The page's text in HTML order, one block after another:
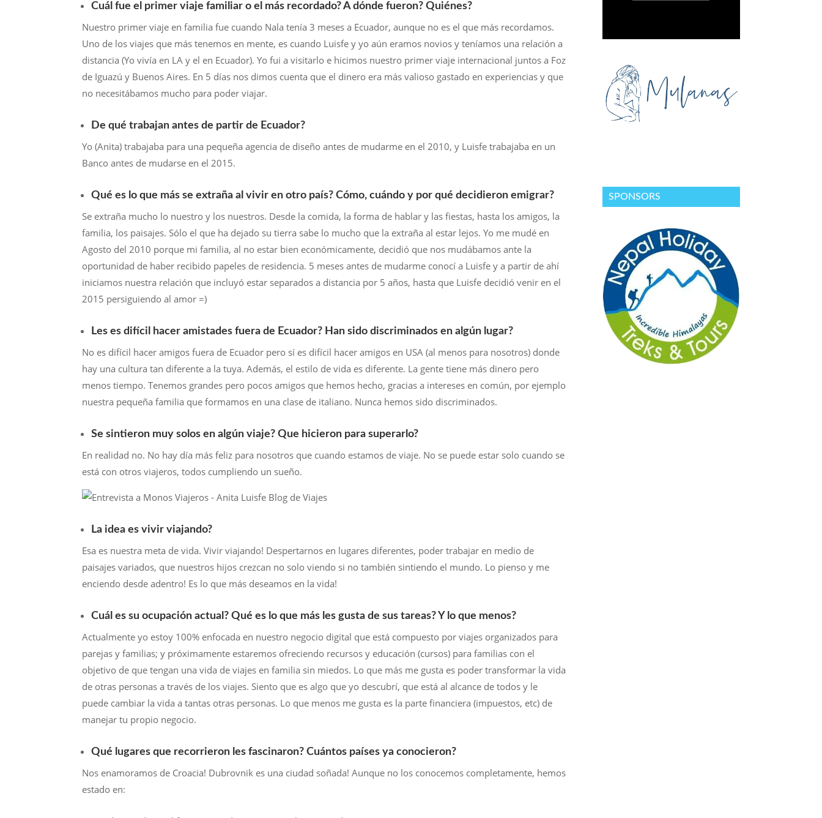
Cuál fue el primer viaje familiar o el más recordado? A dónde fueron? Quiénes?
Nuestro primer viaje en familia fue cuando Nala tenía 3 meses a Ecuador, aunque no es el que más recordamos.
Uno de los viajes que más tenemos en mente, es cuando Luisfe y yo aún eramos novios y teníamos una relación a
distancia (Yo vivía en LA y el en Ecuador). Yo fui a visitarlo e hicimos nuestro primer viaje internacional juntos a Foz
de Iguazú y Buenos Aires. En 5 días nos dimos cuenta que el dinero era más valioso gastado en experiencias y que
no necesitábamos mucho para poder viajar.
De qué trabajan antes de partir de Ecuador?
Yo (Anita) trabajaba para una pequeña agencia de diseño antes de mudarme en el 2010, y Luisfe trabajaba en un
Banco antes de mudarse en el 2015.
Qué es lo que más se extraña al vivir en otro país? Cómo, cuándo y por qué decidieron emigrar?
Se extraña mucho lo nuestro y los nuestros. Desde la comida, la forma de hablar y las fiestas, hasta los amigos, la
familia, los paisajes. Sólo el que ha dejado su tierra sabe lo mucho que la extraña al estar lejos. Yo me mudé en
Agosto del 2010 porque mi familia, al no estar bien económicamente, decidió que nos mudábamos ante la
oportunidad de haber recibido papeles de residencia. 5 meses antes de mudarme conocí a Luisfe y a partir de ahí
iniciamos nuestra relación que incluyó estar separados a distancia por 5 años, hasta que Luisfe decidió venir en el
2015 persiguiendo al amor =)
Les es difícil hacer amistades fuera de Ecuador? Han sido discriminados en algún lugar?
No es difícil hacer amigos fuera de Ecuador pero sí es difícil hacer amigos en USA (al menos para nosotros) donde
hay una cultura tan diferente a la tuya. Además, el estilo de vida es diferente. La gente tiene más dinero pero
menos tiempo. Tenemos grandes pero pocos amigos que hemos hecho, gracias a intereses en común, por ejemplo
nuestra pequeña familia que formamos en una clase de italiano. Nunca hemos sido discriminados.
Se sintieron muy solos en algún viaje? Que hicieron para superarlo?
En realidad no. No hay día más feliz para nosotros que cuando estamos de viaje. No se puede estar solo cuando se
está con otros viajeros, todos cumpliendo un sueño.
La idea es vivir viajando?
Esa es nuestra meta de vida. Vivir viajando! Despertarnos en lugares diferentes, poder trabajar en medio de
paisajes variados, que nuestros hijos crezcan no solo viendo si no también sintiendo el mundo. Lo pienso y me
enciendo desde adentro! Es lo que más deseamos en la vida!
Cuál es su ocupación actual? Qué es lo que más les gusta de sus tareas? Y lo que menos?
Actualmente yo estoy 100% enfocada en nuestro negocio digital que está compuesto por viajes organizados para
parejas y familias; y próximamente estaremos ofreciendo recursos y educación (cursos) para familias con el
objetivo de que tengan una vida de viajes en familia sin miedos. Lo que más me gusta es poder transformar la vida
de otras personas a través de los viajes. Siento que es algo que yo descubrí, que está al alcance de todos y le
puede cambiar la vida a tantas otras personas. Lo que menos me gusta es la parte financiera (impuestos, etc) de
manejar tu propio negocio.
Qué lugares que recorrieron les fascinaron? Cuántos países ya conocieron?
Nos enamoramos de Croacia! Dubrovnik es una ciudad soñada! Aunque no los conocemos completamente, hemos
estado en:
SPONSORS